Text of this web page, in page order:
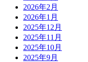
2026年2月
2026年1月
2025年12月
2025年11月
2025年10月
2025年9月